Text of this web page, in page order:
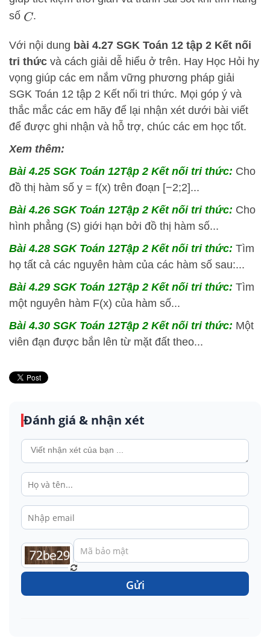
số C.
Với nội dung bài 4.27 SGK Toán 12 tập 2 Kết nối
tri thức và cách giải dễ hiểu ở trên. Hay Học Hỏi hy
vọng giúp các em nắm vững phương pháp giải
SGK Toán 12 tập 2 Kết nối tri thức. Mọi góp ý và
thắc mắc các em hãy để lại nhận xét dưới bài viết
để được ghi nhận và hỗ trợ, chúc các em học tốt.
Xem thêm:
Bài 4.25 SGKToán 12Tập 2 Kết nối tri thức: Cho
đồ thị hàm số y = f(x) trên đoạn [−2;2]...
Bài 4.26 SGKToán 12Tập 2 Kết nối tri thức: Cho
hình phẳng (S) giới hạn bởi đồ thị hàm số...
Bài 4.28 SGKToán 12Tập 2 Kết nối tri thức: Tìm
họ tất cả các nguyên hàm của các hàm số sau:...
Bài 4.29 SGKToán 12Tập 2 Kết nối tri thức: Tìm
một nguyên hàm F(x) của hàm số...
Bài 4.30 SGKToán 12Tập 2 Kết nối tri thức: Một
viên đạn được bắn lên từ mặt đất theo...
Đánh giá & nhận xét
Gửi